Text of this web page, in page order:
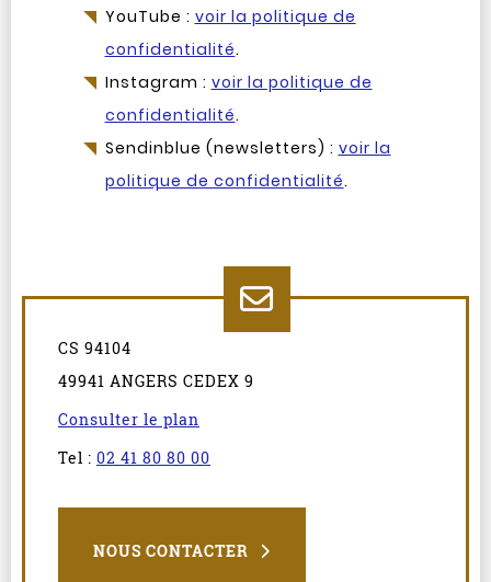
CS 94104
49941 ANGERS CEDEX 9
Consulter le plan
Tel : 02 41 80 80 00
NOUS CONTACTER
YouTube : voir la politique de
confidentialité.
Instagram : voir la politique de
confidentialité.
Sendinblue (newsletters) : voir la
politique de confidentialité.